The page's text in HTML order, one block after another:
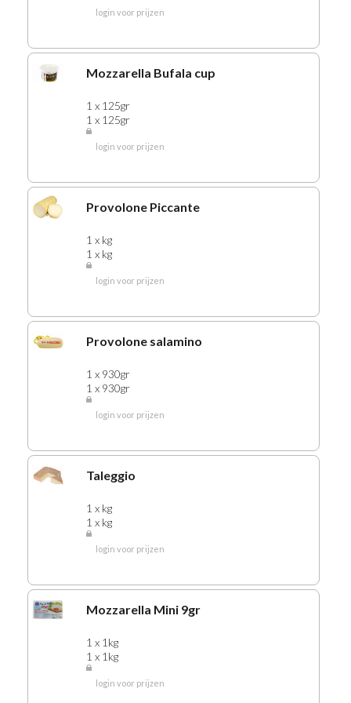
307 ITALIAANSE PRODUKTEN
309 BARILLA PASTA en SAUZEN
325 DEEGWAREN
340 MAYONAISE
345 KETCHUP
350 CURRYKETCHUP
360 SLADRESSING
370 SALADE'S
375 NOTEN-ZOUTJES
380 ROZIJNEN
385 BOUILLON
389 DIEPVRIESSOEPEN
395 SOEP CUPS
400 DISPENSER/SOEPEN
405 KNORR MIXEN
410 SOEPASS.
417 KOFFIE-CACAO (diepvries)
418 KOFFIE-FRESH BREW
419 LIPTON THEE
420TWININGSTHEE
421 PICKWICKTHEE
login voor prijzen
Mozzarella Bufala cup
1 x 125gr
1 x 125gr
login voor prijzen
Provolone Piccante
1 x kg
1 x kg
login voor prijzen
Provolone salamino
1 x 930gr
1 x 930gr
login voor prijzen
Taleggio
1 x kg
1 x kg
login voor prijzen
Mozzarella Mini 9gr
1 x 1kg
1 x 1kg
login voor prijzen